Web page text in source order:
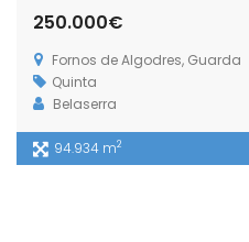
250.000€
Fornos de Algodres, Guarda
Quinta
Belaserra
94.934 m2